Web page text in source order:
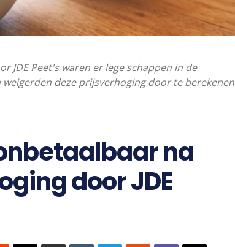
JDE Peet's waren er lege schappen in de
deze prijsverhoging door te berekenen
na
door JDE